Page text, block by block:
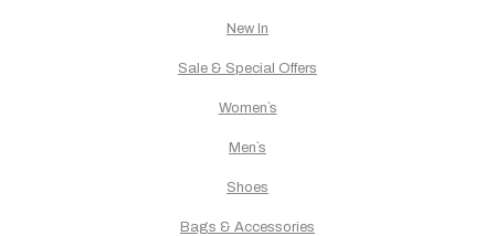
New In
Sale & Special Offers
Women`s
Men`s
Shoes
Bags & Accessories